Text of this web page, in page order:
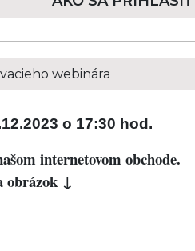
webinára
o 17:30 hod.
internetovom obchode.
obrázok ↓